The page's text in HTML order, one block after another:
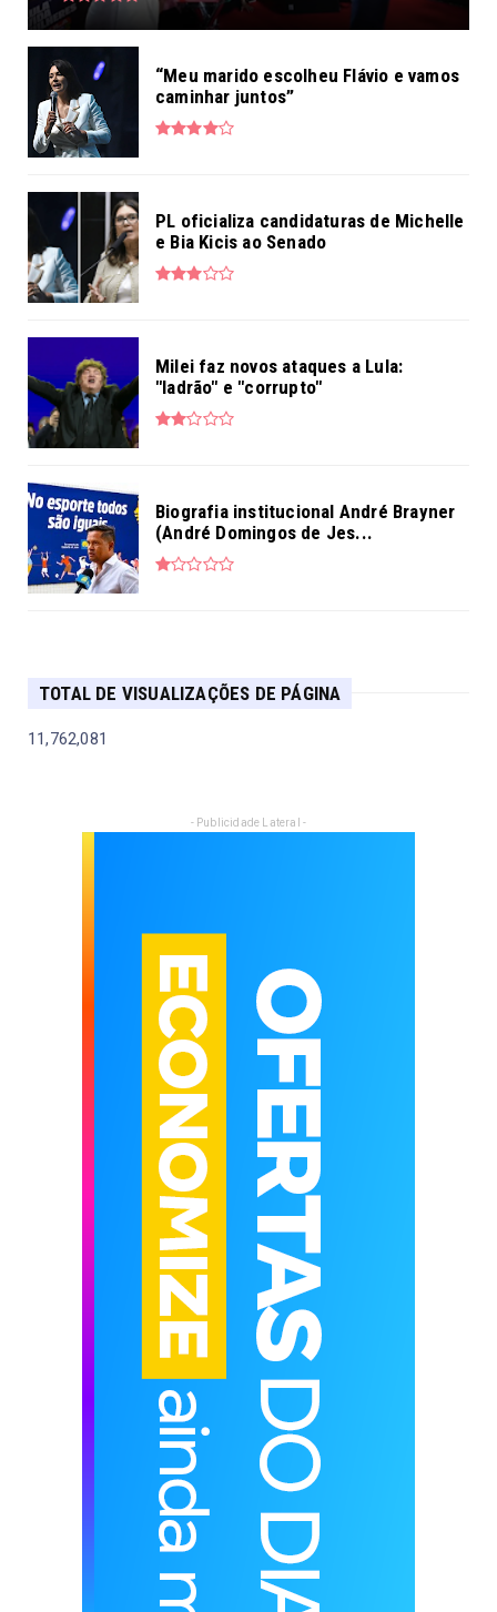
“Meu marido escolheu Flávio e vamos
caminhar juntos”
PL oficializa candidaturas de Michelle
e Bia Kicis ao Senado
Milei faz novos ataques a Lula:
"ladrão" e "corrupto"
Biografia institucional André Brayner
(André Domingos de Jes...
TOTAL DE VISUALIZAÇÕES DE PÁGINA
11,762,081
- Publicidade Lateral -